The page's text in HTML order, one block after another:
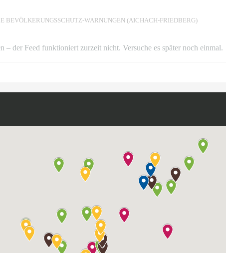
BEVÖLKERUNGSSCHUTZ-WARNUNGEN (AICHACH-FRIEDBERG)
– der Feed funktioniert zurzeit nicht. Versuche es später noch einmal.